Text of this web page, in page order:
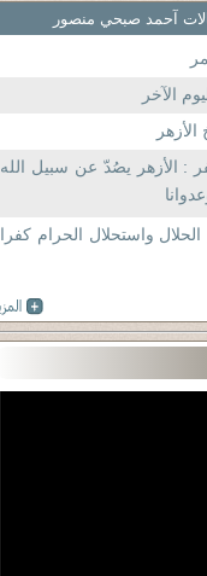
آحمد صبحي منصور
الآخر
: الأزهر يصُدّ عن سبيل الله
الحلال واستحلال الحرام كفرا